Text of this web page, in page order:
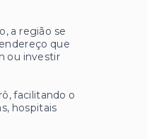
a região se
que
ou investir
facilitando o
hospitais